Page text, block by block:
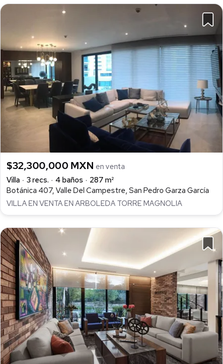
$32,300,000 MXN en venta
Villa
3 recs. 4 baños
287 m²
Botánica 407, Valle Del Campestre, San Pedro Garza García
VILLA EN VENTA EN ARBOLEDA TORRE MAGNOLIA